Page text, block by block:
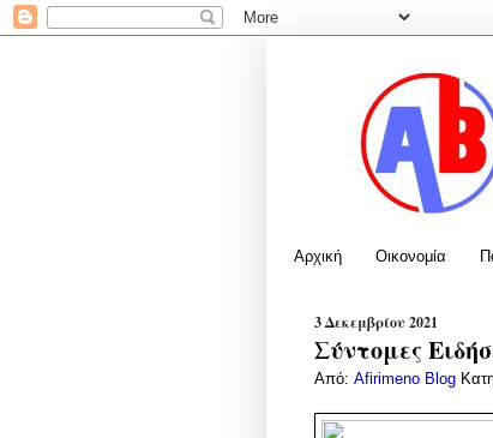
Αρχική Οικονομία
3 Δεκεμβρίου 2021
Σύντομες
Από: Afirimeno Blog